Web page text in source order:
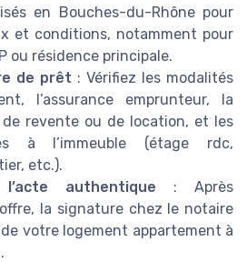
en Bouches-du-Rhône pour
et conditions, notamment pour
ou résidence principale.
de prêt : Vérifiez les modalités
l’assurance emprunteur, la
revente ou de location, et les
à l’immeuble (étage rdc,
etc.).
authentique : Après
la signature chez le notaire
votre logement appartement à